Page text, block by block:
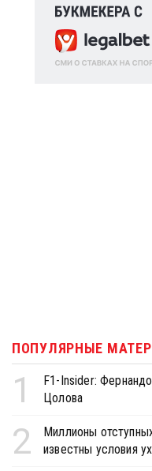
ПОПУЛЯРНЫЕ
1
F1-Insider:
Цолова
2
Миллионы
известны условия